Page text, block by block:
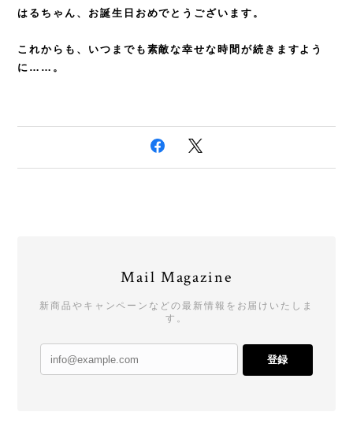
はるちゃん、お誕生日おめでとうございます。
これからも、いつまでも素敵な幸せな時間が続きますよう
に……。
Mail Magazine
新商品やキャンペーンなどの最新情報をお届けいたしま
す。
登録